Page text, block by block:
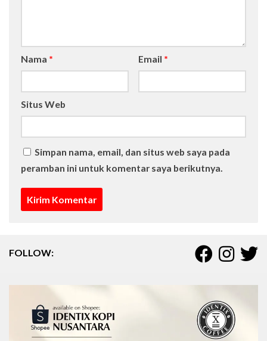
Nama * Email *
Situs Web
Simpan nama, email, dan situs web saya pada
peramban ini untuk komentar saya berikutnya.
FOLLOW: